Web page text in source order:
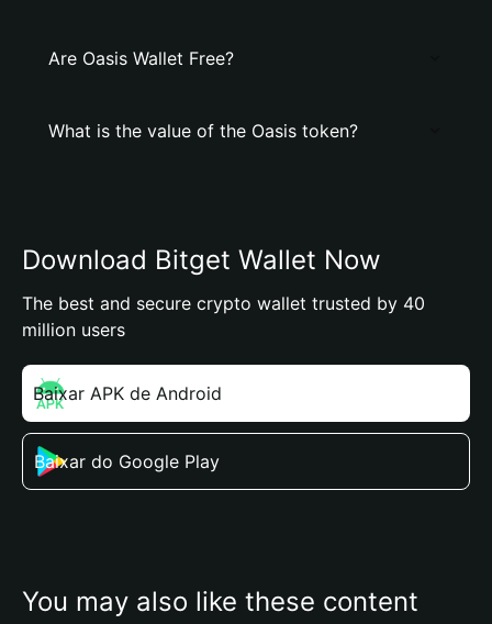
Are Oasis Wallet Free?
What is the value of the Oasis token?
Download Bitget Wallet Now
The best and secure crypto wallet trusted by 40
million users
Baixar APK de Android
Baixar do Google Play
You may also like these content